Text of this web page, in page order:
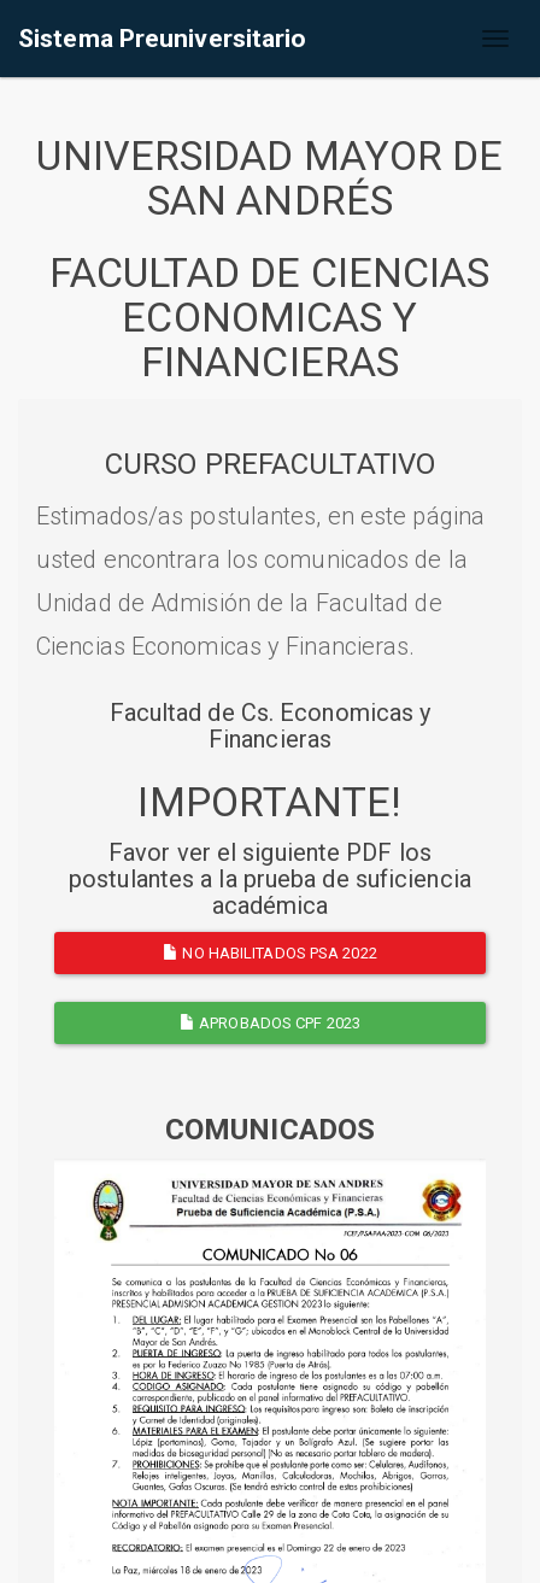
Sistema Preuniversitario
UNIVERSIDAD MAYOR DE
SAN ANDRÉS
FACULTAD DE CIENCIAS
ECONOMICAS Y
FINANCIERAS
CURSO PREFACULTATIVO
Estimados/as postulantes, en este página
usted encontrara los comunicados de la
Unidad de Admisión de la Facultad de
Ciencias Economicas y Financieras.
Facultad de Cs. Economicas y
Financieras
IMPORTANTE!
Favor ver el siguiente PDF los
postulantes a la prueba de suficiencia
académica
NO HABILITADOS PSA 2022
APROBADOS CPF 2023
COMUNICADOS